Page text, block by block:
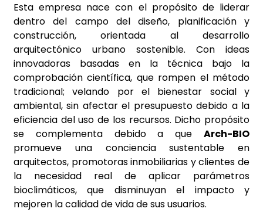
Esta empresa nace con el propósito de liderar
dentro del campo del diseño, planificación y
construcción, orientada al desarrollo
arquitectónico urbano sostenible. Con ideas
innovadoras basadas en la técnica bajo la
comprobación científica, que rompen el método
tradicional; velando por el bienestar social y
ambiental, sin afectar el presupuesto debido a la
eficiencia del uso de los recursos. Dicho propósito
se complementa debido a que Arch-BIO
promueve una conciencia sustentable en
arquitectos, promotoras inmobiliarias y clientes de
la necesidad real de aplicar parámetros
bioclimáticos, que disminuyan el impacto y
mejoren la calidad de vida de sus usuarios.